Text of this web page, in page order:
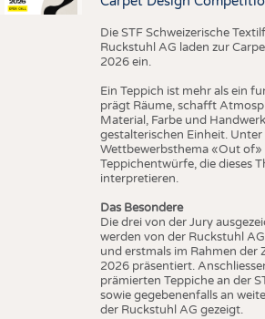
Die STF Schweizerische
Ruckstuhl AG laden zur
2026 ein.
Ein Teppich ist mehr als ein
prägt Räume, schafft
Material, Farbe und
gestalterischen Einheit. Unter
Wettbewerbsthema «Out
Teppichentwürfe, die dieses
interpretieren.
Das Besondere
Die drei von der Jury
werden von der Ruckstuhl
und erstmals im Rahmen der
2026 präsentiert.
prämierten Teppiche an der
sowie gegebenenfalls an
der Ruckstuhl AG gezeigt.